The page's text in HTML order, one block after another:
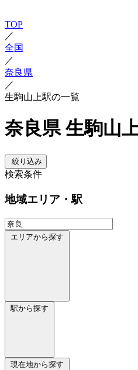
TOP
／
全国
／
奈良県
／
生駒山上駅の一覧
奈良県 生駒山
絞り込み
検索条件
地域エリア・駅
エリアから探す
駅から探す
現在地から探す